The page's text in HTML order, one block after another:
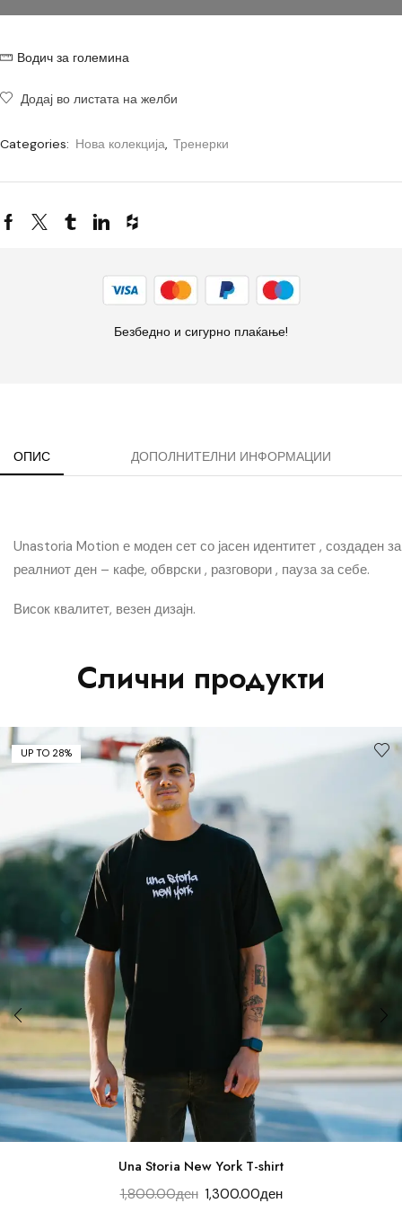
Водич за големина
Додај во листата на желби
Categories: Нова колекција, Тренерки
Безбедно и сигурно плаќање!
ОПИС ДОПОЛНИТЕЛНИ ИНФОРМАЦИИ
Unastoria Motion е моден сет со јасен идентитет , создаден за
реалниот ден – кафе, обврски , разговори , пауза за себе.
Висок квалитет, везен дизајн.
Слични продукти
UP TO 28%
Una Storia New York T-shirt
1,800.00ден 1,300.00ден